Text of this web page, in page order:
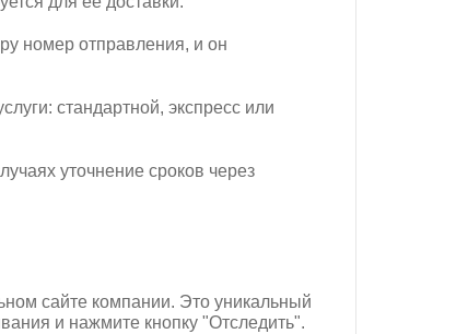
номер отправления, и он
стандартной, экспресс или
уточнение сроков через
сайте компании. Это уникальный
и нажмите кнопку "Отследить".